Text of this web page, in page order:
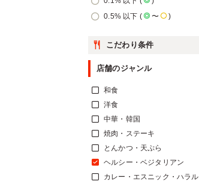
0.5% 以下 (
〜 )
こだわり条件
店舗のジャンル
和食
洋食
中華・韓国
焼肉・ステーキ
とんかつ・天ぷら
ヘルシー・ベジタリアン
カレー・エスニック・ハラル